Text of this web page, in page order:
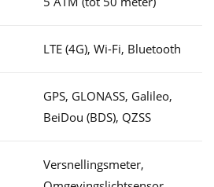
LTE (4G), Wi-Fi, Bluetooth
GPS, GLONASS, Galileo,
BeiDou (BDS), QZSS
Versnellingsmeter,